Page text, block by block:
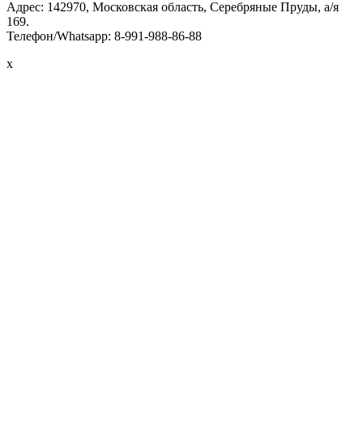
Адрес: 142970, Московская область, Серебряные Пруды, а/я
169.
Телефон/Whatsapp: 8-991-988-86-88
x